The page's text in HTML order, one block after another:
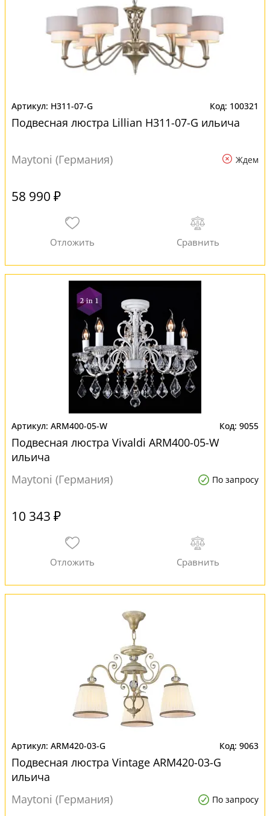
H311-07-G 100321
Подвесная люстра Lillian H311-07-G ильича
Maytoni (Германия) Ждем
58 990 ₽
ARM400-05-W 9055
Подвесная люстра Vivaldi ARM400-05-W
ильича
Maytoni (Германия)
По запросу
10 343 ₽
ARM420-03-G 9063
Подвесная люстра Vintage ARM420-03-G
ильича
Maytoni (Германия)
По запросу